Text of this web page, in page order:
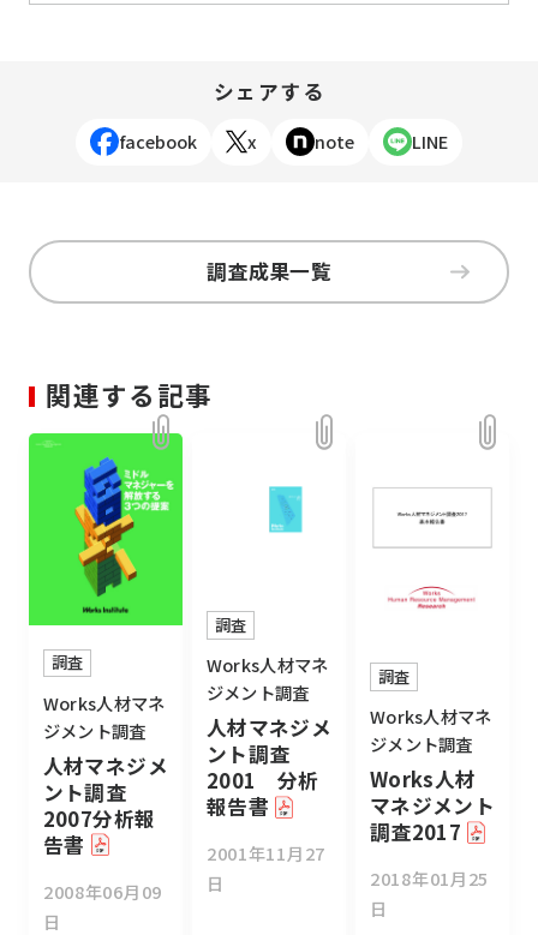
シェアする
facebook x note LINE
調査成果一覧
関連する記事
調査
Works人材マネ
ジメント調査
人材マネジメ
ント調査
2007分析報
告書
2008年06月09
日
調査
Works人材マネ
ジメント調査
人材マネジメ
ント調査
2001 分析
報告書
2001年11月27
日
調査
Works人材マネ
ジメント調査
Works人材
マネジメント
調査2017
2018年01月25
日